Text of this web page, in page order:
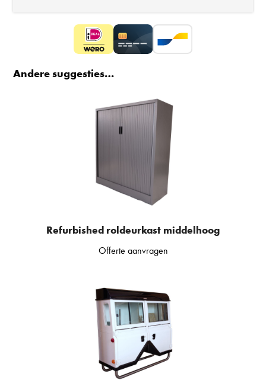
Andere suggesties…
Refurbished roldeurkast middelhoog
Offerte aanvragen